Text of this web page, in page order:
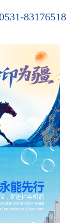
83176518